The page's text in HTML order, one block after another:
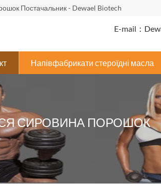
Постачальник - Dewael Biotech
E-mail：
Напівфабрикати стероїдні масла
СИРОВИНА ПОРОШОК